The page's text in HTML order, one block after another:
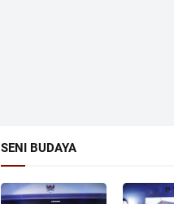
SENI BUDAYA